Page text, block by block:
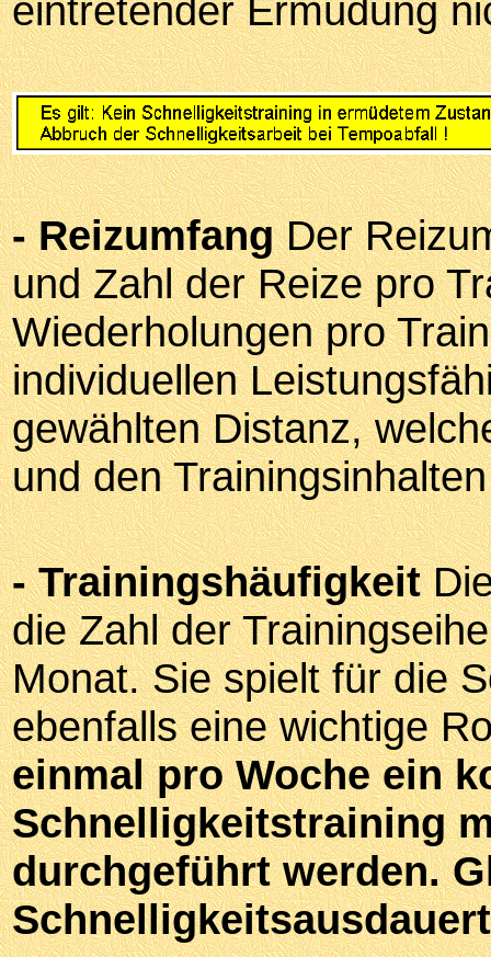
eintretender Ermüdung
- ReizumfangDer
und Zahl der Reize pro
Wiederholungen pro
individuellen
gewählten Distanz,
und den
- Trainingshäufigkeit
die Zahl der
Monat. Sie spielt für die
ebenfalls eine wichtige
einmal pro Woche ein
Schnelligkeitstraining
durchgeführt werden.